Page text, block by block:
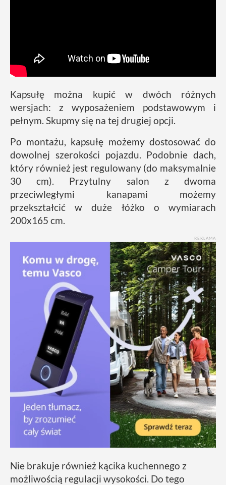
Kapsułę można kupić w dwóch różnych
wersjach: z wyposażeniem podstawowym i
pełnym. Skupmy się na tej drugiej opcji.
Po montażu, kapsułę możemy dostosować do
dowolnej szerokości pojazdu. Podobnie dach,
który również jest regulowany (do maksymalnie
30 cm). Przytulny salon z dwoma
przeciwległymi kanapami możemy
przekształcić w duże łóżko o wymiarach
200x165 cm.
REKLAMA
Nie brakuje również kącika kuchennego z
możliwością regulacji wysokości. Do tego